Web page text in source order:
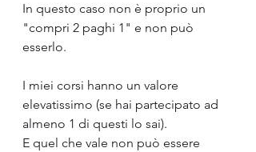
In questo caso non è proprio un
"compri 2 paghi 1" e non può
esserlo.
I miei corsi hanno un valore
elevatissimo (se hai partecipato ad
almeno 1 di questi lo sai).
E quel che vale non può essere